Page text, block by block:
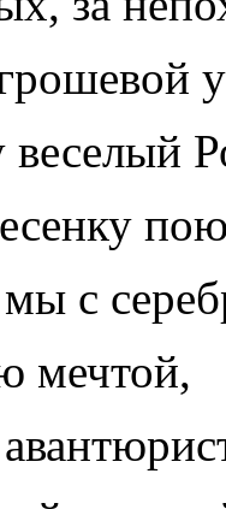
веселый
с
мечтой,